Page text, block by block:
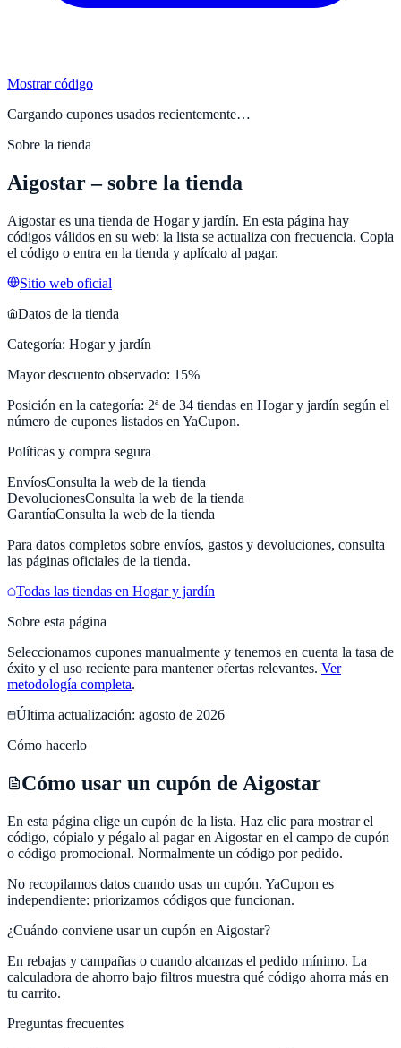
Mostrar código
Cargando cupones usados recientemente…
Sobre la tienda
Aigostar– sobre la tienda
Aigostares una tienda de Hogar y jardín. En esta página hay
códigos válidos en su web: la lista se actualiza con frecuencia. Copia
el código o entra en la tienda y aplícalo al pagar.
Sitio web oficial
Datos de la tienda
Categoría: Hogar y jardín
Mayor descuento observado: 15%
Posición en la categoría: 2ª de 34 tiendas en Hogar y jardín según el
número de cupones listados en YaCupon.
Políticas y compra segura
EnvíosConsulta la web de la tienda
DevolucionesConsulta la web de la tienda
GarantíaConsulta la web de la tienda
Para datos completos sobre envíos, gastos y devoluciones, consulta
las páginas oficiales de la tienda.
Todas las tiendas en Hogar y jardín
Sobre esta página
Seleccionamos cupones manualmente y tenemos en cuenta la tasa de
éxito y el uso reciente para mantener ofertas relevantes. Ver
metodología completa.
Última actualización: agosto de 2026
Cómo hacerlo
Cómo usar un cupón de Aigostar
En esta página elige un cupón de la lista. Haz clic para mostrar el
código, cópialo y pégalo al pagar en Aigostar en el campo de cupón
o código promocional. Normalmente un código por pedido.
No recopilamos datos cuando usas un cupón. YaCupon es
independiente: priorizamos códigos que funcionan.
¿Cuándo conviene usar un cupón en Aigostar?
En rebajas y campañas o cuando alcanzas el pedido mínimo. La
calculadora de ahorro bajo filtros muestra qué código ahorra más en
tu carrito.
Preguntas frecuentes